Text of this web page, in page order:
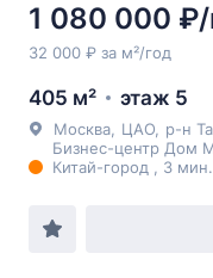
1 080 000
32 000 ₽ за м²/год
405 м² этаж 5
Москва ЦАО р-н
Бизнес-центр Дом
Китай-город , 3